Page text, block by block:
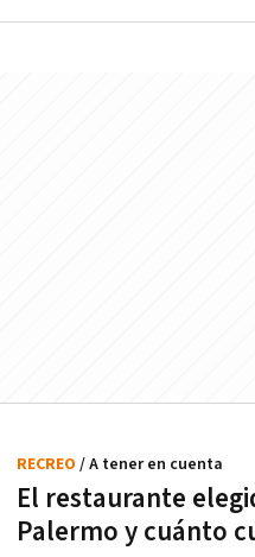
El restaurante
Palermo y cuánto
RECREO / A tener en cuenta